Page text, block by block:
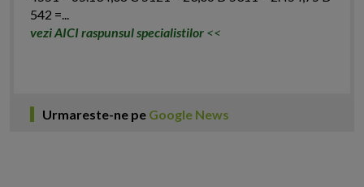
542 =...
vezi AICI raspunsul specialistilor <<
Urmareste-ne pe Google News